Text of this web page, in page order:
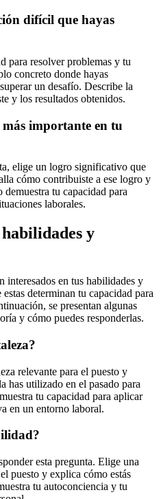
difícil que hayas
para resolver problemas y tu
concreto donde hayas
un desafío. Describe la
y los resultados obtenidos.
importante en tu
elige un logro significativo que
cómo contribuiste a ese logro y
tu capacidad para
laborales.
y
interesados en tus habilidades y
determinan tu capacidad para
se presentan algunas
y cómo puedes responderlas.
relevante para el puesto y
has utilizado en el pasado para
tu capacidad para aplicar
en un entorno laboral.
esta pregunta. Elige una
puesto y explica cómo estás
tu autoconciencia y tu